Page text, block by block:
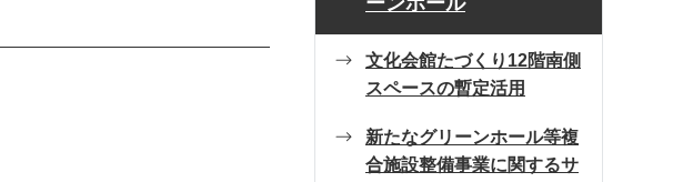
文化会館たづくり12階南側
スペースの暫定活用
新たなグリーンホール等複
合施設整備事業に関するサ